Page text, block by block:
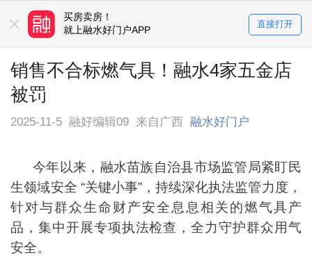
买房卖房！
就上融水好门户APP
直接打开
销售不合标燃气具！融水4家五金店
被罚
2025-11-5 融好编辑09 来自广西 融水好门户
今年以来，融水苗族自治县市场监管局紧盯民
生领域安全 “关键小事”，持续深化执法监管力度，
针对与群众生命财产安全息息相关的燃气具产
品，集中开展专项执法检查，全力守护群众用气
安全。